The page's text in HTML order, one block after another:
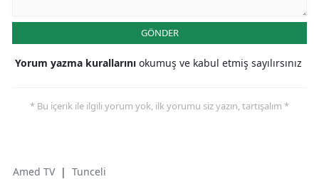
GÖNDER
Yorum yazma kurallarını okumuş ve kabul etmiş sayılırsınız
* Bu içerik ile ilgili yorum yok, ilk yorumu siz yazın, tartışalım *
Amed TV | Tunceli